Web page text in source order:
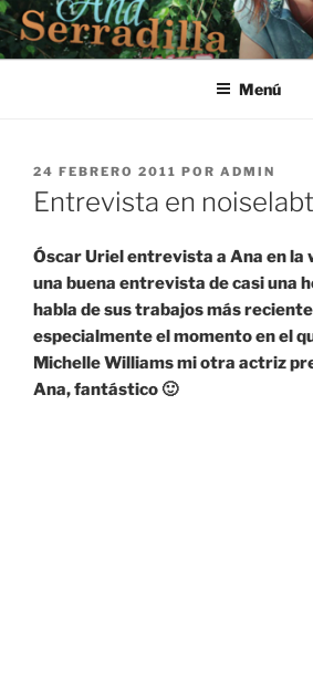
Saltar
al
contenido
Menú
PUBLICADO
EL
24 FEBRERO 2011 POR ADMIN
Entrevista en
Óscar Uriel entrevista a Ana en la
una buena entrevista de casi una
habla de sus trabajos más
especialmente el momento en el
Michelle Williams mi otra actriz
Ana, fantástico 🙂